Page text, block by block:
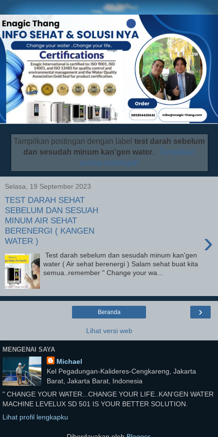
Tampilkan postingan dengan label test darah sebelum
dan sesudah minum kan'gen water.
Tampilkan
semua postingan
Selasa, 19 September 2023
TEST DARAH SEHAT
SEBELUM DAN SESUAH
MINUM AIR SEHAT
BERENERGI ( KANGEN
WATER )
›
Test darah sebelum dan sesudah minum kan'gen
water ( Air sehat berenergi ) Salam sehat buat kita
semua..remember " Change your wa...
›
Beranda
Lihat versi web
MENGENAI SAYA
Michael
Kel Pegadungan-Kalideres-Cengkareng, Jakarta
Barat, Jakarta Barat, Indonesia
" CHANGE YOUR WATER...CHANGE YOUR LIFE..KAN'GEN WATER
MACHINE LEVELUX SD 501 IS YOUR BETTER SOLUTION.
Lihat profil lengkapku